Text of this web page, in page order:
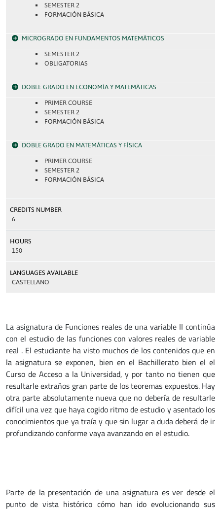
SEMESTER 2
FORMACIÓN BÁSICA
MICROGRADO EN FUNDAMENTOS MATEMÁTICOS
SEMESTER 2
OBLIGATORIAS
DOBLE GRADO EN ECONOMÍA Y MATEMÁTICAS
PRIMER COURSE
SEMESTER 2
FORMACIÓN BÁSICA
DOBLE GRADO EN MATEMÁTICAS Y FÍSICA
PRIMER COURSE
SEMESTER 2
FORMACIÓN BÁSICA
CREDITS NUMBER
6
HOURS
150
LANGUAGES AVAILABLE
CASTELLANO
La asignatura de Funciones reales de una variable II continúa
con el estudio de las funciones con valores reales de variable
real . El estudiante ha visto muchos de los contenidos que en
la asignatura se exponen, bien en el Bachillerato bien el el
Curso de Acceso a la Universidad, y por tanto no tienen que
resultarle extraños gran parte de los teoremas expuestos. Hay
otra parte absolutamente nueva que no debería de resultarle
difícil una vez que haya cogido ritmo de estudio y asentado los
conocimientos que ya traía y que sin lugar a duda deberá de ir
profundizando conforme vaya avanzando en el estudio.
Parte de la presentación de una asignatura es ver desde el
punto de vista histórico cómo han ido evolucionando sus